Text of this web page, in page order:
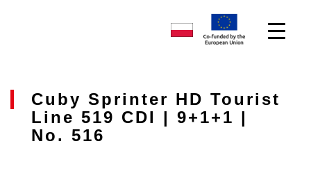
Cuby Sprinter HD Tourist
Line 519 CDI | 9+1+1 |
No. 516